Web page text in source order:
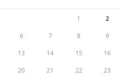
1 2
6 7 8 9
13 14 15 16
20 21 22 23